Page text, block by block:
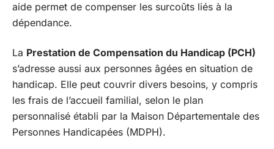
aide permet de compenser les surcoûts liés à la
dépendance.
La Prestation de Compensation du Handicap (PCH)
s’adresse aussi aux personnes âgées en situation de
handicap. Elle peut couvrir divers besoins, y compris
les frais de l’accueil familial, selon le plan
personnalisé établi par la Maison Départementale des
Personnes Handicapées (MDPH).